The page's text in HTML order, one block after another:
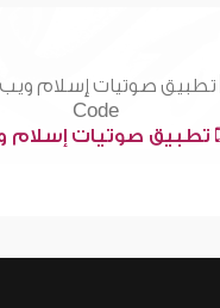
تطبيق صوتيات إسلام